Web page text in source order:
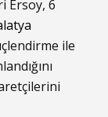
Ersoy, 6
ile